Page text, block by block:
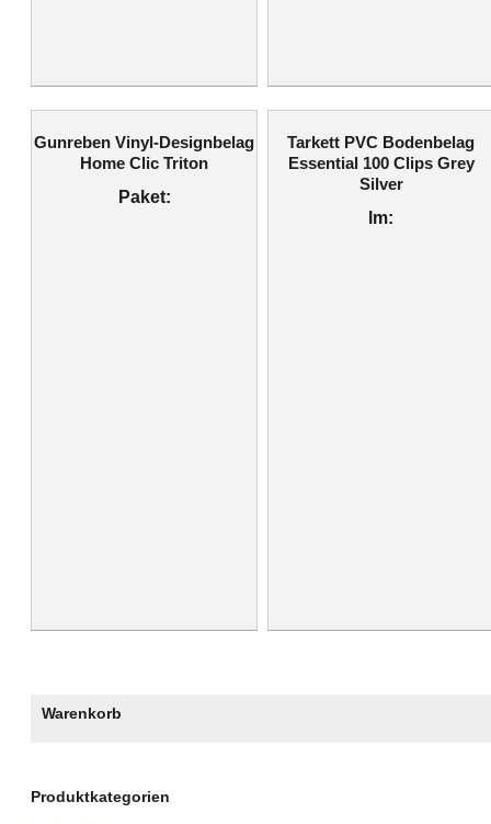
Gunreben Vinyl-Designbelag
Home Clic Triton
Paket:
Tarkett PVC Bodenbelag
Essential 100 Clips Grey
Silver
lm:
Warenkorb
Produktkategorien